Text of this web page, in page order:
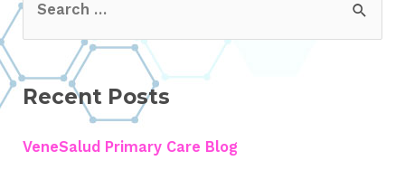
Recent Posts
VeneSalud Primary Care Blog